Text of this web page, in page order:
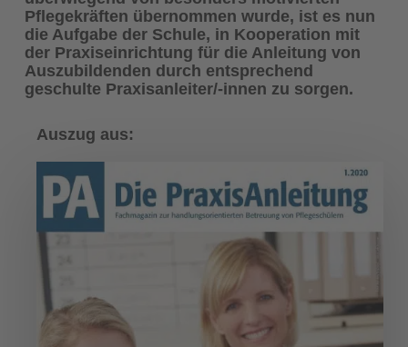
Pflegekräften übernommen wurde, ist es nun
die Aufgabe der Schule, in Kooperation mit
der Praxiseinrichtung für die Anleitung von
Auszubildenden durch entsprechend
geschulte Praxisanleiter/-innen zu sorgen.
Auszug aus: